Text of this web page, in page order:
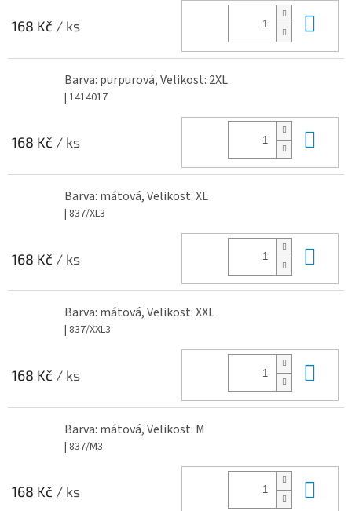
168 Kč / ks
Barva: purpurová, Velikost: 2XL
| 1414017
168 Kč / ks
Barva: mátová, Velikost: XL
| 837/XL3
168 Kč / ks
Barva: mátová, Velikost: XXL
| 837/XXL3
168 Kč / ks
Barva: mátová, Velikost: M
| 837/M3
168 Kč / ks